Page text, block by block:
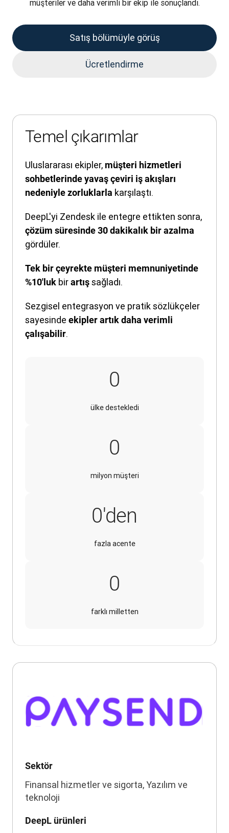
müşteriler ve daha verimli bir ekip ile sonuçlandı.
Satış bölümüyle görüş
Ücretlendirme
Temel çıkarımlar
Uluslararası ekipler, müşteri hizmetleri
sohbetlerinde yavaş çeviri iş akışları
nedeniyle zorluklarla karşılaştı.
DeepL'yi Zendesk ile entegre ettikten sonra,
çözüm süresinde 30 dakikalık bir azalma
gördüler.
Tek bir çeyrekte müşteri memnuniyetinde
%10'luk birartışsağladı.
Sezgisel entegrasyon ve pratik sözlükçeler
sayesinde ekipler artık daha verimli
çalışabilir.
0
ülke destekledi
0
milyon müşteri
0'den
fazla acente
0
farklı milletten
Sektör
Finansal hizmetler ve sigorta, Yazılım ve
teknoloji
DeepL ürünleri